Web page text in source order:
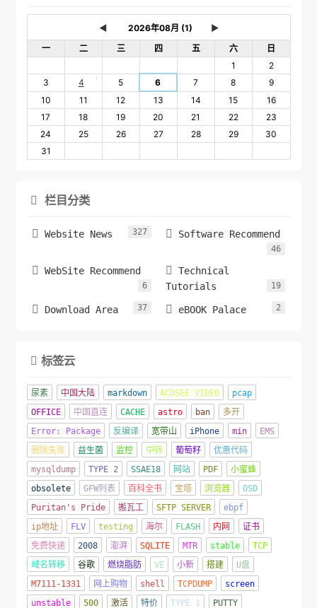
◄
►
一
二 三 四 五 六
日
1
2
3
4 1 5 6 7 8
9
10
11 12 13 14 15
16
17
18 19 20 21 22
23
24
25 26 27 28 29
30
31
 栏目分类
 Website News 327  Software Recommend
46
 WebSite Recommend
6

Technical
Tutorials
19
 Download Area 37  eBOOK Palace 2
 标签云
尿素 中国大陆 markdown ACDSEE VIDEO
pcap
OFFICE
中国直连 CACHE astro ban
多开
Error: Package
反编译 宽带山 iPhone min
EMS
删除失败
益生菌 监控 中转 葡萄籽
优惠代码
mysqldump
TYPE 2 SSAE18 网站 PDF
小蜜蜂
obsolete
GFW列表 百科全书 宝塔 浏览器
OSD
Puritan's Pride
搬瓦工 SFTP SERVER
ebpf
ip地址
FLV testing 海尔 FLASH 内网
证书
免费快递
2008 澎湃 SQLITE MTR stable
TCP
域名转移
谷歌 燃烧脂肪 VE 小新 搭建
U盘
M7111-1331
网上购物 shell TCPDUMP
screen
unstable
500 激活 特价 TYPE 1 PUTTY